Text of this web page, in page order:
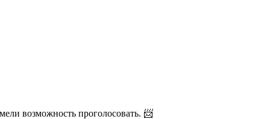
возможность проголосовать. 📨